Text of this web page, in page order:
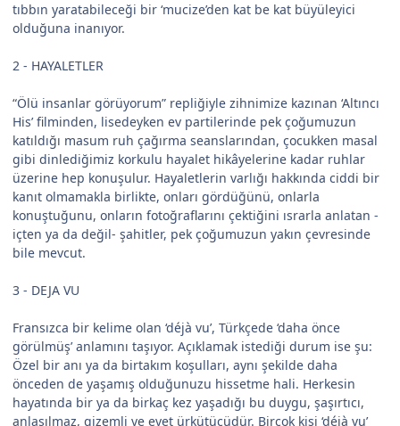
tıbbın yaratabileceği bir ‘mucize’den kat be kat büyüleyici
olduğuna inanıyor.
2 - HAYALETLER
“Ölü insanlar görüyorum” repliğiyle zihnimize kazınan ‘Altıncı
His’ filminden, lisedeyken ev partilerinde pek çoğumuzun
katıldığı masum ruh çağırma seanslarından, çocukken masal
gibi dinlediğimiz korkulu hayalet hikâyelerine kadar ruhlar
üzerine hep konuşulur. Hayaletlerin varlığı hakkında ciddi bir
kanıt olmamakla birlikte, onları gördüğünü, onlarla
konuştuğunu, onların fotoğraflarını çektiğini ısrarla anlatan -
içten ya da değil- şahitler, pek çoğumuzun yakın çevresinde
bile mevcut.
3 - DEJA VU
Fransızca bir kelime olan ‘déjà vu’, Türkçede ‘daha önce
görülmüş’ anlamını taşıyor. Açıklamak istediği durum ise şu:
Özel bir anı ya da birtakım koşulları, aynı şekilde daha
önceden de yaşamış olduğunuzu hissetme hali. Herkesin
hayatında bir ya da birkaç kez yaşadığı bu duygu, şaşırtıcı,
anlaşılmaz, gizemli ve evet ürkütücüdür. Birçok kişi ‘déjà vu’